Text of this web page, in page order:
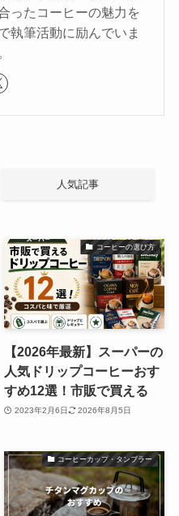
ったコーヒーの魅力を
執筆活動に励んでいま
人気記事
コーヒーの選び方
【2026年最新】スーパーの
人気ドリップコーヒーおす
すめ12選！市販で買える
2023年2月6日 2026年8月5日
コーヒーカップ・タンブラー